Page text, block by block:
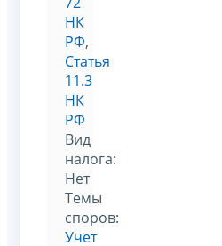
НК
РФ,
Статья
11.3
НК
РФ
Вид
налога:
Нет
Темы
споров:
Учет